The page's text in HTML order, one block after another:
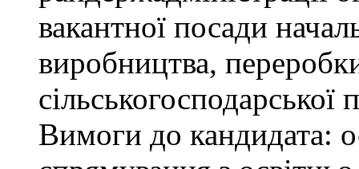
вакантної посади
виробництва,
сільськогосподарської
Вимоги до кандидата: